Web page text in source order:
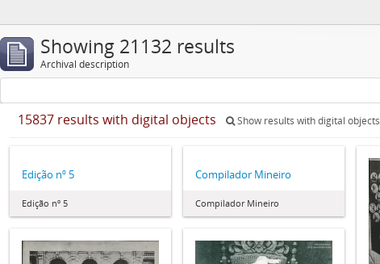
Showing 21132 results
Archival description
15837 results with digital objects Show results with digital objects
Edição nº 5
Edição nº 5
Compilador Mineiro
Compilador Mineiro